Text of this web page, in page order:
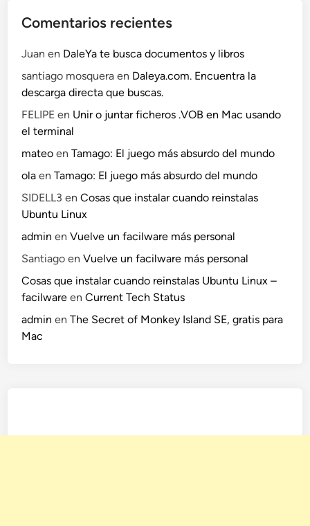
Comentarios recientes
Juan en DaleYa te busca documentos y libros
santiago mosquera en Daleya.com. Encuentra la
descarga directa que buscas.
FELIPE en Unir o juntar ficheros .VOB en Mac usando
el terminal
mateo enTamago: El juego más absurdo del mundo
ola enTamago: El juego más absurdo del mundo
SIDELL3 enCosas que instalar cuando reinstalas
Ubuntu Linux
admin enVuelve un facilware más personal
Santiago enVuelve un facilware más personal
Cosas que instalar cuando reinstalas Ubuntu Linux –
facilware enCurrent Tech Status
admin enThe Secret of Monkey Island SE, gratis para
Mac